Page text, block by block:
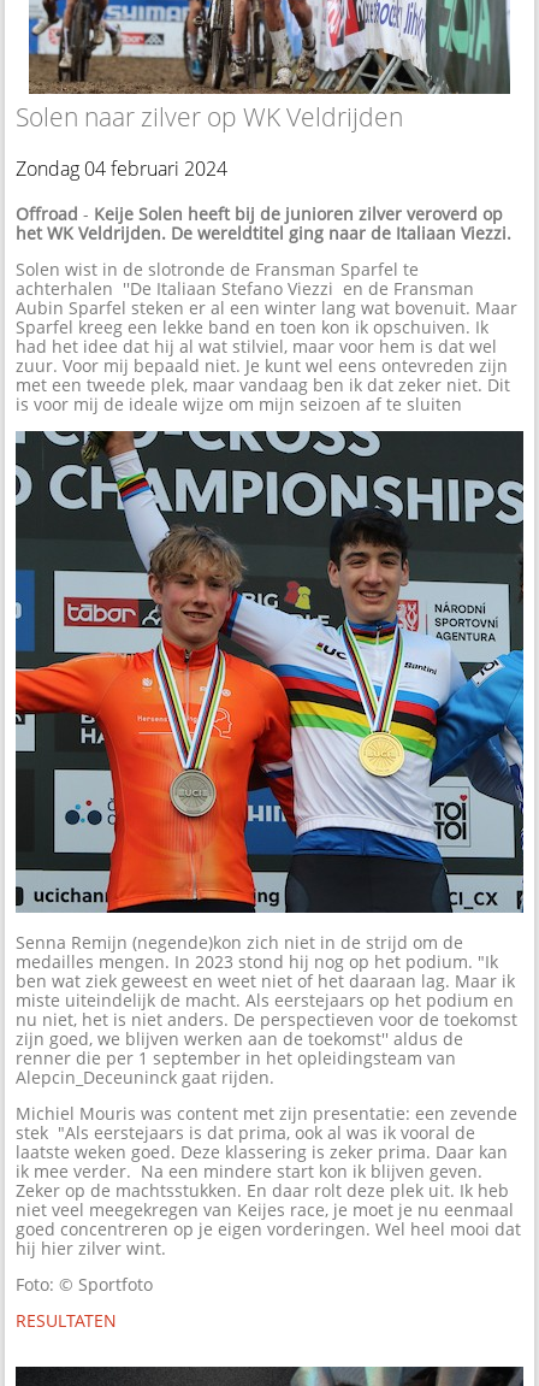
Solen naar zilver op WK Veldrijden
Zondag 04 februari 2024
Offroad - Keije Solen heeft bij de junioren zilver veroverd op
het WK Veldrijden. De wereldtitel ging naar de Italiaan Viezzi.
Solen wist in de slotronde de Fransman Sparfel te
achterhalen ''De Italiaan Stefano Viezzi en de Fransman
Aubin Sparfel steken er al een winter lang wat bovenuit. Maar
Sparfel kreeg een lekke band en toen kon ik opschuiven. Ik
had het idee dat hij al wat stilviel, maar voor hem is dat wel
zuur. Voor mij bepaald niet. Je kunt wel eens ontevreden zijn
met een tweede plek, maar vandaag ben ik dat zeker niet. Dit
is voor mij de ideale wijze om mijn seizoen af te sluiten
Senna Remijn (negende)kon zich niet in de strijd om de
medailles mengen. In 2023 stond hij nog op het podium. "Ik
ben wat ziek geweest en weet niet of het daaraan lag. Maar ik
miste uiteindelijk de macht. Als eerstejaars op het podium en
nu niet, het is niet anders. De perspectieven voor de toekomst
zijn goed, we blijven werken aan de toekomst'' aldus de
renner die per 1 september in het opleidingsteam van
Alepcin_Deceuninck gaat rijden.
Michiel Mouris was content met zijn presentatie: een zevende
stek "Als eerstejaars is dat prima, ook al was ik vooral de
laatste weken goed. Deze klassering is zeker prima. Daar kan
ik mee verder. Na een mindere start kon ik blijven geven.
Zeker op de machtsstukken. En daar rolt deze plek uit. Ik heb
niet veel meegekregen van Keijes race, je moet je nu eenmaal
goed concentreren op je eigen vorderingen. Wel heel mooi dat
hij hier zilver wint.
Foto: © Sportfoto
RESULTATEN